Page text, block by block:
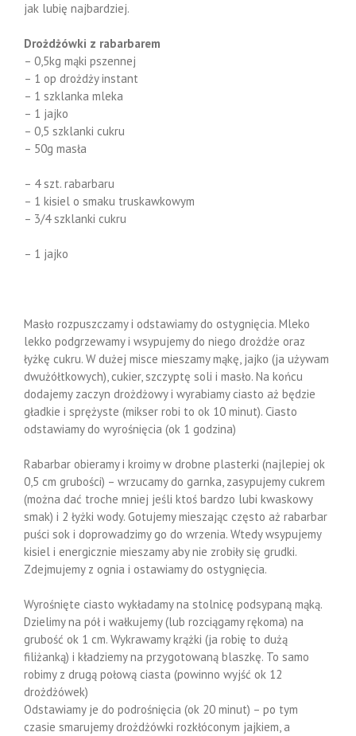
jak lubię najbardziej.
Drożdżówki z rabarbarem
– 0,5kg mąki pszennej
– 1 op drożdży instant
– 1 szklanka mleka
– 1 jajko
– 0,5 szklanki cukru
– 50g masła
– 4 szt. rabarbaru
– 1 kisiel o smaku truskawkowym
– 3/4 szklanki cukru
– 1 jajko
Masło rozpuszczamy i odstawiamy do ostygnięcia. Mleko
lekko podgrzewamy i wsypujemy do niego drożdże oraz
łyżkę cukru. W dużej misce mieszamy mąkę, jajko (ja używam
dwużółtkowych), cukier, szczyptę soli i masło. Na końcu
dodajemy zaczyn drożdżowy i wyrabiamy ciasto aż będzie
gładkie i sprężyste (mikser robi to ok 10 minut). Ciasto
odstawiamy do wyrośnięcia (ok 1 godzina)
Rabarbar obieramy i kroimy w drobne plasterki (najlepiej ok
0,5 cm grubości) – wrzucamy do garnka, zasypujemy cukrem
(można dać troche mniej jeśli ktoś bardzo lubi kwaskowy
smak) i 2 łyżki wody. Gotujemy mieszając często aż rabarbar
puści sok i doprowadzimy go do wrzenia. Wtedy wsypujemy
kisiel i energicznie mieszamy aby nie zrobiły się grudki.
Zdejmujemy z ognia i ostawiamy do ostygnięcia.
Wyrośnięte ciasto wykładamy na stolnicę podsypaną mąką.
Dzielimy na pół i wałkujemy (lub rozciągamy rękoma) na
grubość ok 1 cm. Wykrawamy krążki (ja robię to dużą
filiżanką) i kładziemy na przygotowaną blaszkę. To samo
robimy z drugą połową ciasta (powinno wyjść ok 12
drożdżówek)
Odstawiamy je do podrośnięcia (ok 20 minut) – po tym
czasie smarujemy drożdżówki rozkłóconym jajkiem, a